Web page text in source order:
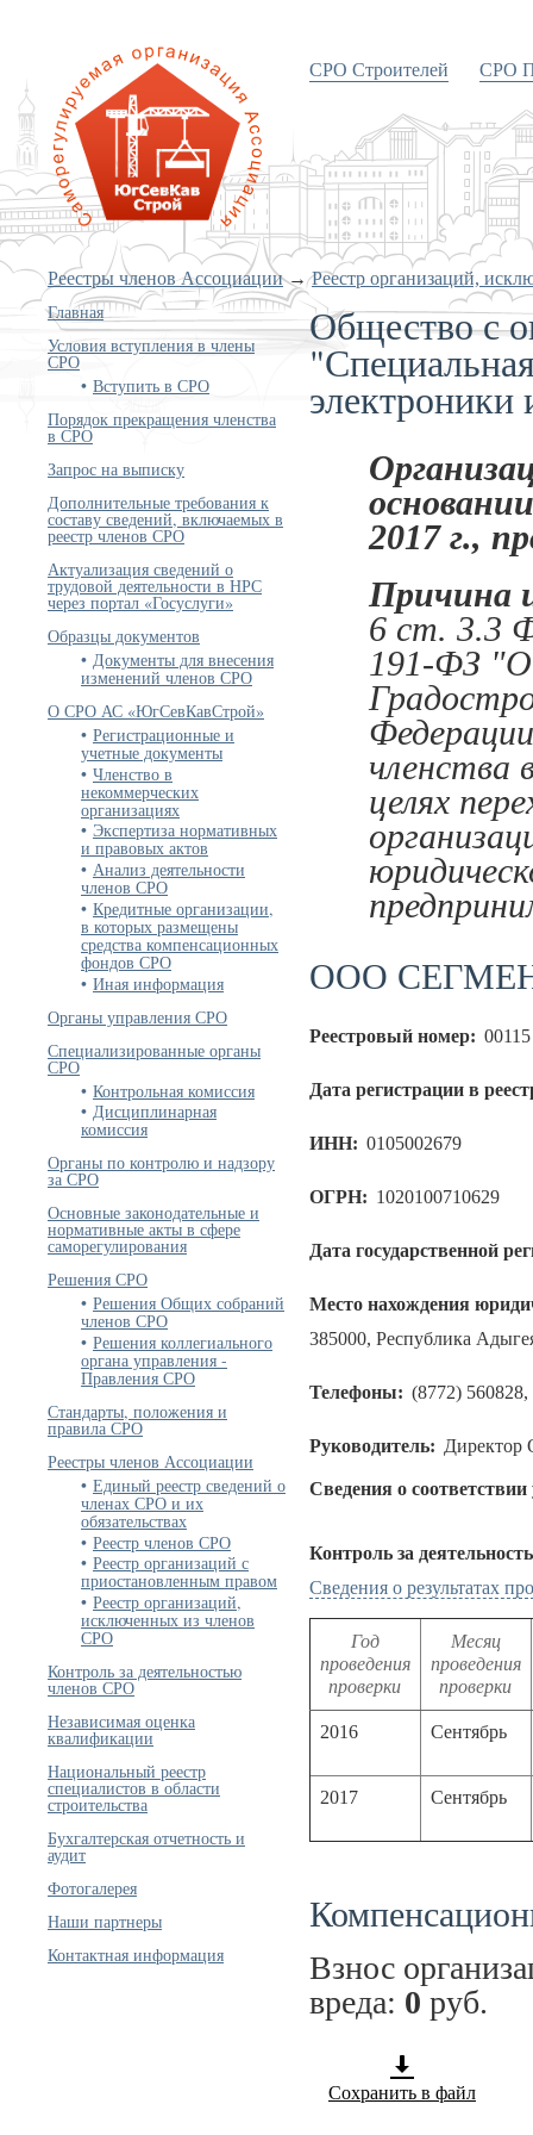
«Объединение строителей
Южного и Северо-Кавказского
округов»
СРО Строителей СРО
Реестры членов Ассоциации→Реестр организаций,
Главная
Условия вступления в члены
СРО
Вступить в СРО
Порядок прекращения членства
в СРО
Запрос на выписку
Дополнительные требования к
составу сведений, включаемых в
реестр членов СРО
Актуализация сведений о
трудовой деятельности в НРС
через портал «Госуслуги»
Образцы документов
Документы для внесения
изменений членов СРО
О СРО АС «ЮгСевКавСтрой»
Регистрационные и
учетные документы
Членство в
некоммерческих
организациях
Экспертиза нормативных
и правовых актов
Анализ деятельности
членов СРО
Кредитные организации,
в которых размещены
средства компенсационных
фондов СРО
Иная информация
Органы управления СРО
Специализированные органы
СРО
Контрольная комиссия
Дисциплинарная
комиссия
Органы по контролю и надзору
за СРО
Основные законодательные и
нормативные акты в сфере
саморегулирования
Решения СРО
Решения Общих собраний
членов СРО
Решения коллегиального
органа управления -
Правления СРО
Стандарты, положения и
правила СРО
Реестры членов Ассоциации
Единый реестр сведений о
членах СРО и их
обязательствах
Реестр членов СРО
Реестр организаций с
приостановленным правом
Реестр организаций,
исключенных из членов
СРО
Контроль за деятельностью
членов СРО
Независимая оценка
квалификации
Национальный реестр
специалистов в области
строительства
Бухгалтерская отчетность и
аудит
Фотогалерея
Наши партнеры
Контактная информация
Общество с
2017 г.,
Причина
6 ст. 3.3
191-ФЗ "О
членства
целях
ООО
Реестровый номер: 00115
Дата регистрации в
ИНН: 0105002679
ОГРН: 1020100710629
Дата государственной
Место нахождения
385000, Республика
Телефоны: (8772)
Руководитель: Директор
Сведения о
Контроль за
Сведения о результатах
Год
проведения
проверки
Месяц
проведения
проверки
2016 Сентябрь
2017 Сентябрь
Взнос
вреда: 0 руб.
Сохранить в файл